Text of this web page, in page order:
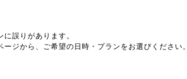
誤りがあります。
ジから、ご希望の日時・プランをお選びください。